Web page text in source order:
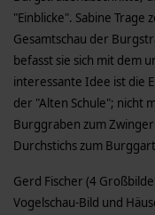
"Einblicke". Sabine Trage
Gesamtschau der
befasst sie sich mit dem
interessante Idee ist die
der "Alten Schule"; nicht
Burggraben zum
Durchstichs zum
Gerd Fischer (4
Vogelschau-Bild und